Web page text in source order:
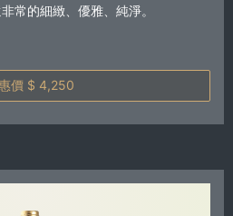
常的細緻、優雅、純淨。
優惠價 $ 4,250